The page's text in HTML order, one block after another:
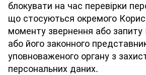
блокувати на час перевірки
що стосуються окремого
моменту звернення або запиту
або його законного
уповноваженого органу з
персональних даних.